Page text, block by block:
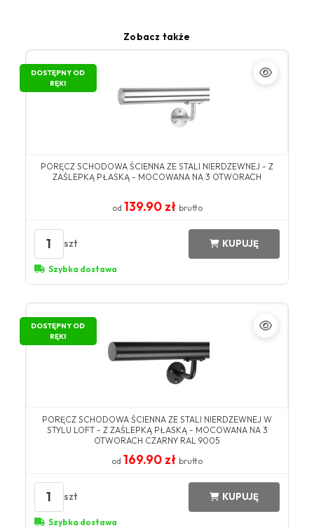
Zobacz także
DOSTĘPNY OD
RĘKI
PORĘCZ SCHODOWA ŚCIENNA ZE STALI NIERDZEWNEJ - Z
ZAŚLEPKĄ PŁASKĄ - MOCOWANA NA 3 OTWORACH
od 139.90 zł brutto
1 szt KUPUJĘ
Szybka dostawa
DOSTĘPNY OD
RĘKI
PORĘCZ SCHODOWA ŚCIENNA ZE STALI NIERDZEWNEJ W
STYLU LOFT - Z ZAŚLEPKĄ PŁASKĄ - MOCOWANA NA 3
OTWORACH CZARNY RAL 9005
od 169.90 zł brutto
1 szt KUPUJĘ
Szybka dostawa